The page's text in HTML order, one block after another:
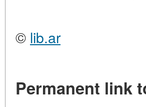
© lib.ar
Permanent link